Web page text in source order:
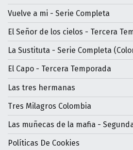
Vuelve a mi - Serie Completa
El Señor de los cielos - Tercera
La Sustituta - Serie Completa
El Capo - Tercera Temporada
Las tres hermanas
Tres Milagros Colombia
Las muñecas de la mafia -
Políticas De Cookies